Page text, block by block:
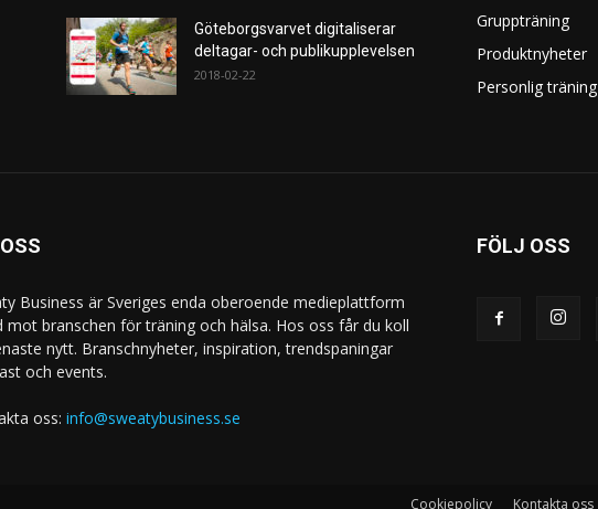
Göteborgsvarvet digitaliserar
deltagar- och publikupplevelsen
2018-02-22
Gruppträning
Produktnyheter
Personlig träning
Business är Sveriges enda oberoende medieplattform
mot branschen för träning och hälsa. Hos oss får du koll
nytt. Branschnyheter, inspiration, trendspaningar
och events.
oss: info@sweatybusiness.se
FÖLJ OSS
Cookiepolicy Kontakta oss